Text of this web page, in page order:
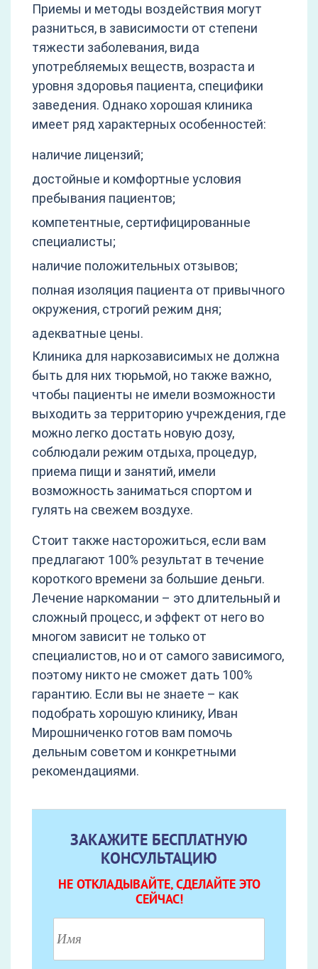
Приемы и методы воздействия могут
разниться, в зависимости от степени
тяжести заболевания, вида
употребляемых веществ, возраста и
уровня здоровья пациента, специфики
заведения. Однако хорошая клиника
имеет ряд характерных особенностей:
наличие лицензий;
достойные и комфортные условия
пребывания пациентов;
компетентные, сертифицированные
специалисты;
наличие положительных отзывов;
полная изоляция пациента от привычного
окружения, строгий режим дня;
адекватные цены.
Клиника для наркозависимых не должна
быть для них тюрьмой, но также важно,
чтобы пациенты не имели возможности
выходить за территорию учреждения, где
можно легко достать новую дозу,
соблюдали режим отдыха, процедур,
приема пищи и занятий, имели
возможность заниматься спортом и
гулять на свежем воздухе.
Стоит также насторожиться, если вам
предлагают 100% результат в течение
короткого времени за большие деньги.
Лечение наркомании – это длительный и
сложный процесс, и эффект от него во
многом зависит не только от
специалистов, но и от самого зависимого,
поэтому никто не сможет дать 100%
гарантию. Если вы не знаете – как
подобрать хорошую клинику, Иван
Мирошниченко готов вам помочь
дельным советом и конкретными
рекомендациями.
ЗАКАЖИТЕ БЕСПЛАТНУЮ
КОНСУЛЬТАЦИЮ
НЕ ОТКЛАДЫВАЙТЕ, СДЕЛАЙТЕ ЭТО
СЕЙЧАС!